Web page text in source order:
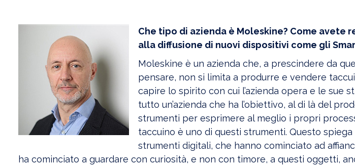
Che tipo di azienda è Moleskine? Come avete
alla diffusione di nuovi dispositivi come gli
Moleskine è un azienda che, a prescindere da
pensare, non si limita a produrre e vendere
capire lo spirito con cui l’azienda opera e le sue
tutto un’azienda che ha l’obiettivo, al di là del
strumenti per esprimere al meglio i propri
taccuino è uno di questi strumenti. Questo
strumenti digitali, che hanno cominciato ad
ha cominciato a guardare con curiosità, e non con timore, a questi oggetti,